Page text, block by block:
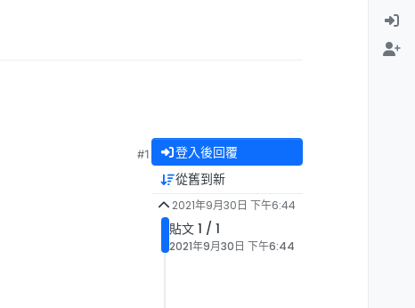
#1 登入後回覆
從舊到新
2021年9月30日 下午6:44
貼文 1 / 1
2021年9月30日 下午6:44